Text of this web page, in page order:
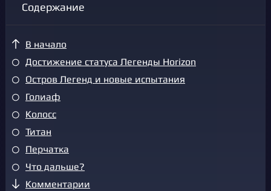
Содержание
В начало
Достижение статуса Легенды Horizon
Остров Легенд и новые испытания
Голиаф
Колосс
Титан
Перчатка
Что дальше?
Комментарии